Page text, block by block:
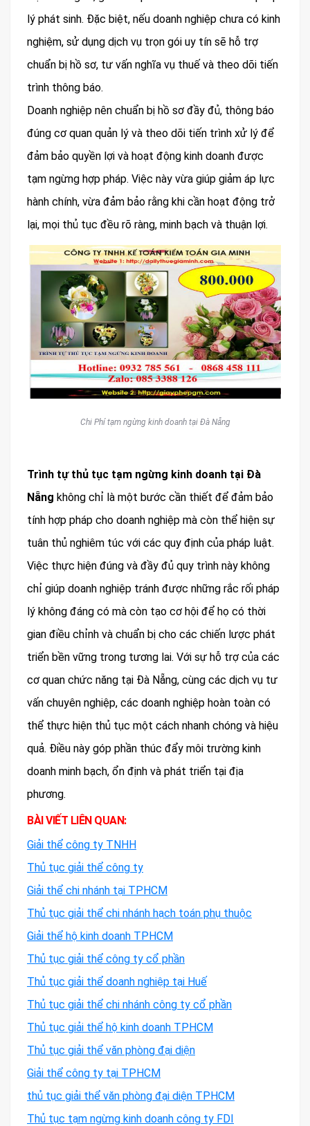
lý phát sinh. Đặc biệt, nếu doanh nghiệp chưa có kinh
nghiệm, sử dụng dịch vụ trọn gói uy tín sẽ hỗ trợ
chuẩn bị hồ sơ, tư vấn nghĩa vụ thuế và theo dõi tiến
trình thông báo.
Doanh nghiệp nên chuẩn bị hồ sơ đầy đủ, thông báo
đúng cơ quan quản lý và theo dõi tiến trình xử lý để
đảm bảo quyền lợi và hoạt động kinh doanh được
tạm ngừng hợp pháp. Việc này vừa giúp giảm áp lực
hành chính, vừa đảm bảo rằng khi cần hoạt động trở
lại, mọi thủ tục đều rõ ràng, minh bạch và thuận lợi.
Chi Phí tạm ngừng kinh doanh tại Đà Nẵng
Trình tự thủ tục tạm ngừng kinh doanh tại Đà
Nẵng không chỉ là một bước cần thiết để đảm bảo
tính hợp pháp cho doanh nghiệp mà còn thể hiện sự
tuân thủ nghiêm túc với các quy định của pháp luật.
Việc thực hiện đúng và đầy đủ quy trình này không
chỉ giúp doanh nghiệp tránh được những rắc rối pháp
lý không đáng có mà còn tạo cơ hội để họ có thời
gian điều chỉnh và chuẩn bị cho các chiến lược phát
triển bền vững trong tương lai. Với sự hỗ trợ của các
cơ quan chức năng tại Đà Nẵng, cùng các dịch vụ tư
vấn chuyên nghiệp, các doanh nghiệp hoàn toàn có
thể thực hiện thủ tục một cách nhanh chóng và hiệu
quả. Điều này góp phần thúc đẩy môi trường kinh
doanh minh bạch, ổn định và phát triển tại địa
phương.
BÀI VIẾT LIÊN QUAN:
Giải thể công ty TNHH
Thủ tục giải thể công ty
Giải thể chi nhánh tại TPHCM
Thủ tục giải thể chi nhánh hạch toán phụ thuộc
Giải thể hộ kinh doanh TPHCM
Thủ tục giải thể công ty cổ phần
Thủ tục giải thể doanh nghiệp tại Huế
Thủ tục giải thể chi nhánh công ty cổ phần
Thủ tục giải thể hộ kinh doanh TPHCM
Thủ tục giải thể văn phòng đại diện
Giải thể công ty tại TPHCM
thủ tục giải thể văn phòng đại diện TPHCM
Thủ tục tạm ngừng kinh doanh công ty FDI